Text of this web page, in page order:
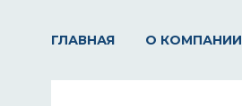
ГЛАВНАЯ О КОМПАНИИ